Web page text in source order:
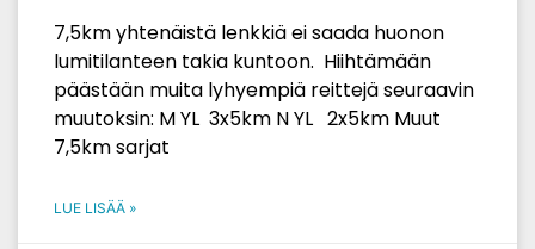
7,5km yhtenäistä lenkkiä ei saada huonon
lumitilanteen takia kuntoon. Hiihtämään
päästään muita lyhyempiä reittejä seuraavin
muutoksin: M YL 3x5km N YL 2x5km Muut
7,5km sarjat
LUE LISÄÄ »